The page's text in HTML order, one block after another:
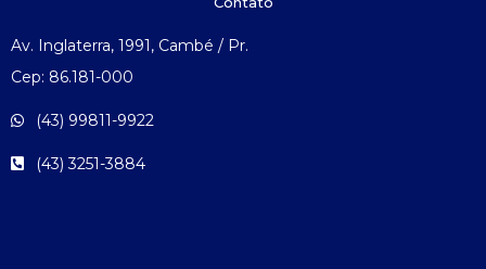
Av. Inglaterra, 1991, Cambé / Pr.
Cep: 86.181-000
(43) 99811-9922
(43) 3251-3884